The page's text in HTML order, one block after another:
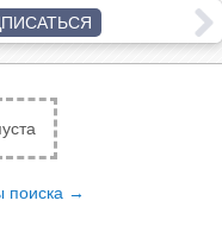
поиска →